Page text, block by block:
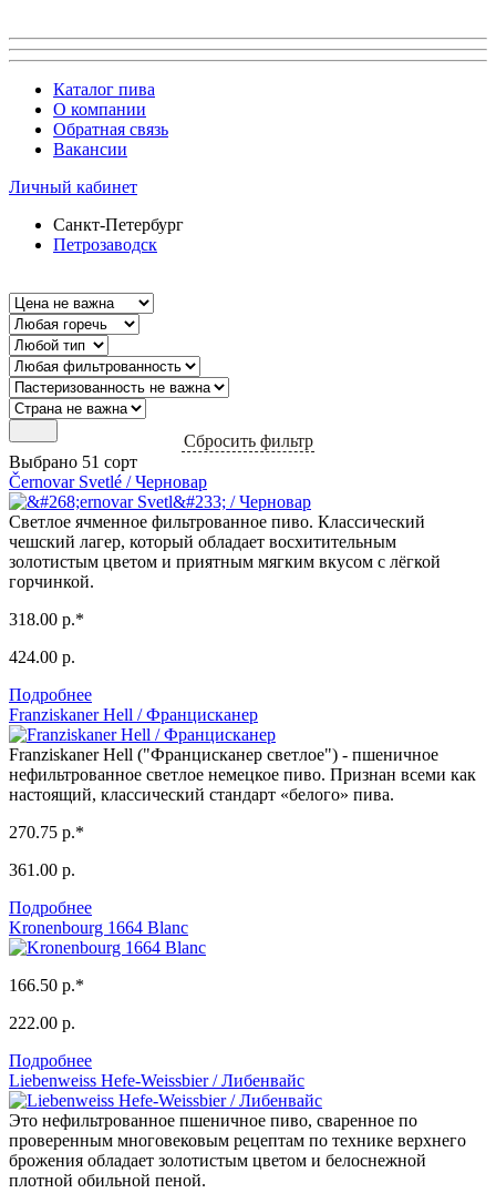
Каталог пива
О компании
Обратная связь
Вакансии
Личный кабинет
Санкт-Петербург
Петрозаводск
Сбросить фильтр
Выбрано 51 сорт
Černovar Svetlé / Черновар
Светлое ячменное фильтрованное пиво. Классический
чешский лагер, который обладает восхитительным
золотистым цветом и приятным мягким вкусом с лёгкой
горчинкой.
318.00 р.*
424.00 р.
Подробнее
Franziskaner Hell / Францисканер
Franziskaner Hell ("Францисканер светлое") - пшеничное
нефильтрованное светлое немецкое пиво. Признан всеми как
настоящий, классический стандарт «белого» пива.
270.75 р.*
361.00 р.
Подробнее
Kronenbourg 1664 Blanc
166.50 р.*
222.00 р.
Подробнее
Liebenweiss Hefe-Weissbier / Либенвайс
Это нефильтрованное пшеничное пиво, сваренное по
проверенным многовековым рецептам по технике верхнего
брожения обладает золотистым цветом и белоснежной
плотной обильной пеной.